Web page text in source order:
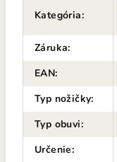
Kategória:
Záruka:
EAN:
Typ nožičky:
Typ obuvi:
Určenie: